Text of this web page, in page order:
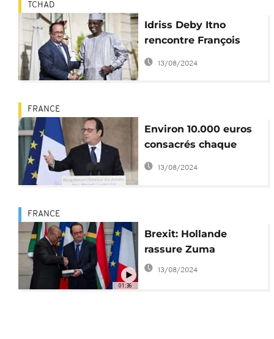
TCHAD
Idriss Deby Itno
rencontre François
Hollande pour parler
13/08/2024
FRANCE
Environ 10.000 euros
consacrés chaque
mois au coiffeur de
13/08/2024
01:36
FRANCE
Brexit: Hollande
rassure Zuma
13/08/2024